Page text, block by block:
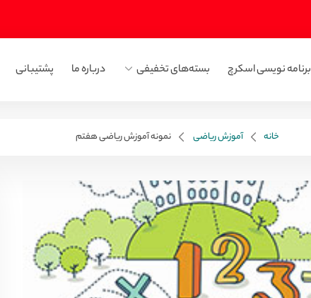
برنامه نویسی اسکرچ بسته‌های تخفیفی درباره ما پشتیبانی
خانه آموزش ریاضی نمونه آموزش ریاضی هفتم